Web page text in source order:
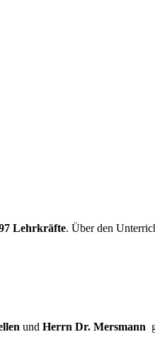
Lehrkräfte. Über den
und Herrn Dr. Mersmann